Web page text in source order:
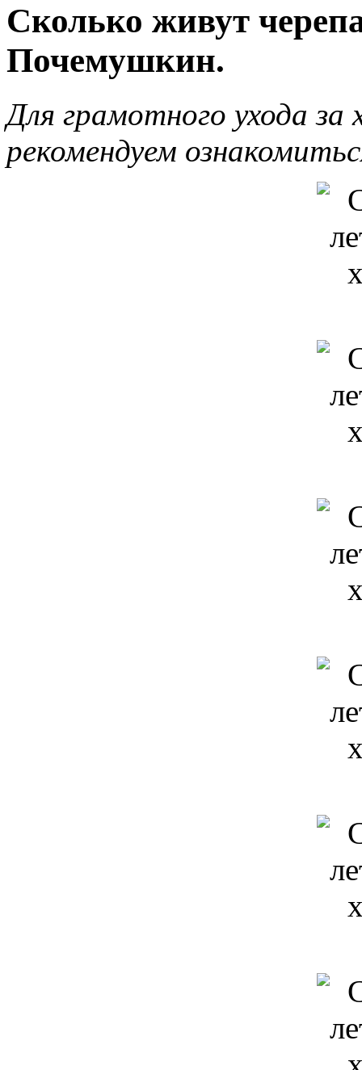
Сколько живут
Почемушкин.
Для грамотного ухода
рекомендуем